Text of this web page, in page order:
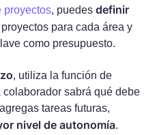
proyectos, puedes definir
para cada área y
como presupuesto.
, utiliza la función de
sabrá qué debe
tareas futuras,
nivel de autonomía.